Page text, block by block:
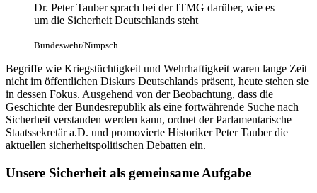
Dr. Peter Tauber sprach bei der ITMG darüber, wie es
um die Sicherheit Deutschlands steht
Bundeswehr/Nimpsch
Begriffe wie Kriegstüchtigkeit und Wehrhaftigkeit waren lange Zeit
nicht im öffentlichen Diskurs Deutschlands präsent, heute stehen sie
in dessen Fokus. Ausgehend von der Beobachtung, dass die
Geschichte der Bundesrepublik als eine fortwährende Suche nach
Sicherheit verstanden werden kann, ordnet der Parlamentarische
Staatssekretära.D. und promovierte HistorikerPeter Tauber die
aktuellen sicherheitspolitischen Debatten ein.
Unsere Sicherheit als gemeinsame Aufgabe